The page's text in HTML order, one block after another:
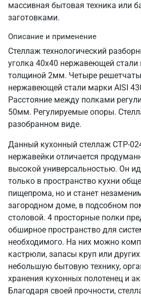
массивная бытовая техника или
заготовками.
Описание и применение
Стеллаж технологический
уголка 40х40 нержавеющей стали
толщиной 2мм. Четыре
нержавеющей стали марки AISI
Расстояние между полками
50мм. Регулируемые опоры.
разобранном виде.
Данный кухонный стеллаж СТР-
нержавейки отличается
высокой универсальностью. Он
только в пространство кухни
пищепрома, но и станет
загородном доме, в подсобном
столовой. 4 просторные полки
обширное пространство для
необходимого. На них можно
кастрюли, запасы круп или
небольшую бытовую технику,
хранения кухонных полотенец и
Благодаря своей прочности,